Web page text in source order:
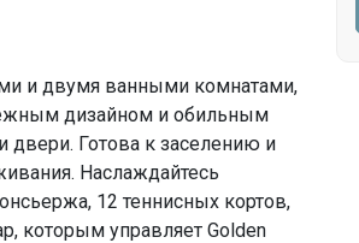
и двумя ванными комнатами,
дизайном и обильным
Готова к заселению и
Наслаждайтесь
12 теннисных кортов,
которым управляет Golden